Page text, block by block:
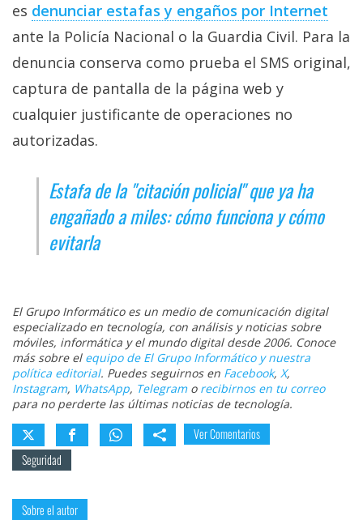
es denunciar estafas y engaños por Internet‎
ante la Policía Nacional o la Guardia Civil. Para la
denuncia conserva como prueba el SMS original,
captura de pantalla de la página web y
cualquier justificante de operaciones no
autorizadas.
Estafa de la "citación policial" que ya ha
engañado a miles: cómo funciona y cómo
evitarla
El Grupo Informático es un medio de comunicación digital
especializado en tecnología, con análisis y noticias sobre
móviles, informática y el mundo digital desde 2006. Conoce
más sobre el equipo de El Grupo Informático y nuestra
política editorial. Puedes seguirnos en Facebook, X,
Instagram, WhatsApp, Telegramo recibirnos en tu correo
para no perderte las últimas noticias de tecnología.
Ver Comentarios
Seguridad
Sobre el autor